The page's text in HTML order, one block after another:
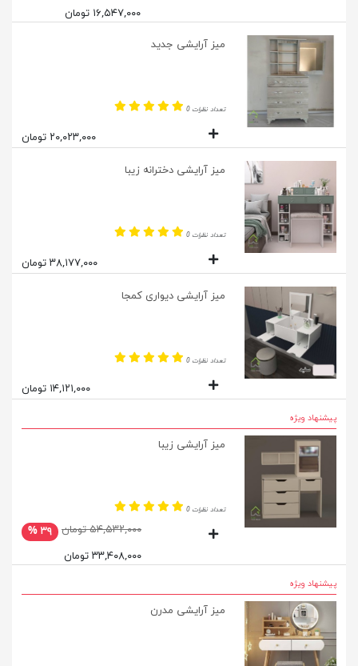
۱۶,۵۴۷,۰۰۰ تومان
میز آرایشی جدید
تعداد نظرات 0
۲۰,۰۲۳,۰۰۰ تومان
میز آرایشی دخترانه زیبا
تعداد نظرات 0
۳۸,۱۷۷,۰۰۰ تومان
میز آرایشی دیواری کمجا
تعداد نظرات 0
۱۴,۱۲۱,۰۰۰ تومان
پیشنهاد ویژه
میز آرایشی زیبا
تعداد نظرات 0
۵۴,۵۳۲,۰۰۰ تومان
۳۹ %
۳۳,۴۰۸,۰۰۰ تومان
پیشنهاد ویژه
میز آرایشی مدرن